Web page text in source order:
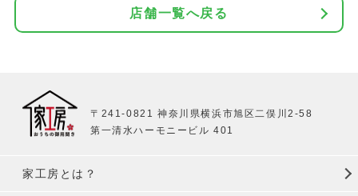
店舗一覧へ戻る
〒241-0821 神奈川県横浜市旭区二俣川2-58
第一清水ハーモニービル 401
家工房とは？